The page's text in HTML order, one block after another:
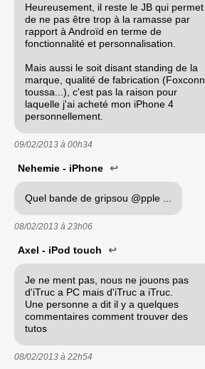
Heureusement, il reste le JB qui permet
de ne pas être trop à la ramasse par
rapport à Androïd en terme de
fonctionnalité et personnalisation.
Mais aussi le soit disant standing de la
marque, qualité de fabrication (Foxconn
toussa...), c'est pas la raison pour
laquelle j'ai acheté mon iPhone 4
personnellement.
09/02/2013 à 00h34
Nehemie - iPhone ↩
Quel bande de gripsou @pple ...
08/02/2013 à 23h06
Axel - iPod touch ↩
Je ne ment pas, nous ne jouons pas
d'iTruc a PC mais d'iTruc a iTruc.
Une personne a dit il y a quelques
commentaires comment trouver des
tutos
08/02/2013 à 22h54